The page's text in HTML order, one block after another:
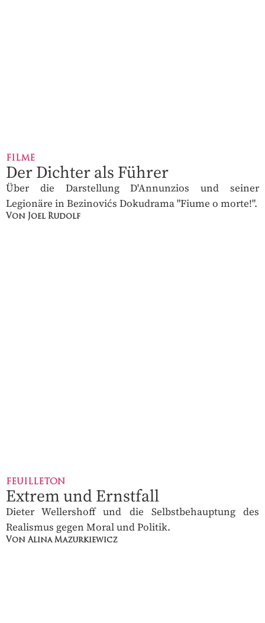
FILME
Der Dichter als Führer
Über die Darstellung D'Annunzios und seiner
Legionäre in Bezinovićs Dokudrama "Fiume o morte!".
Von Joel Rudolf
FEUILLETON
Extrem und Ernstfall
Dieter Wellershoff und die Selbstbehauptung des
Realismus gegen Moral und Politik.
Von Alina Mazurkiewicz